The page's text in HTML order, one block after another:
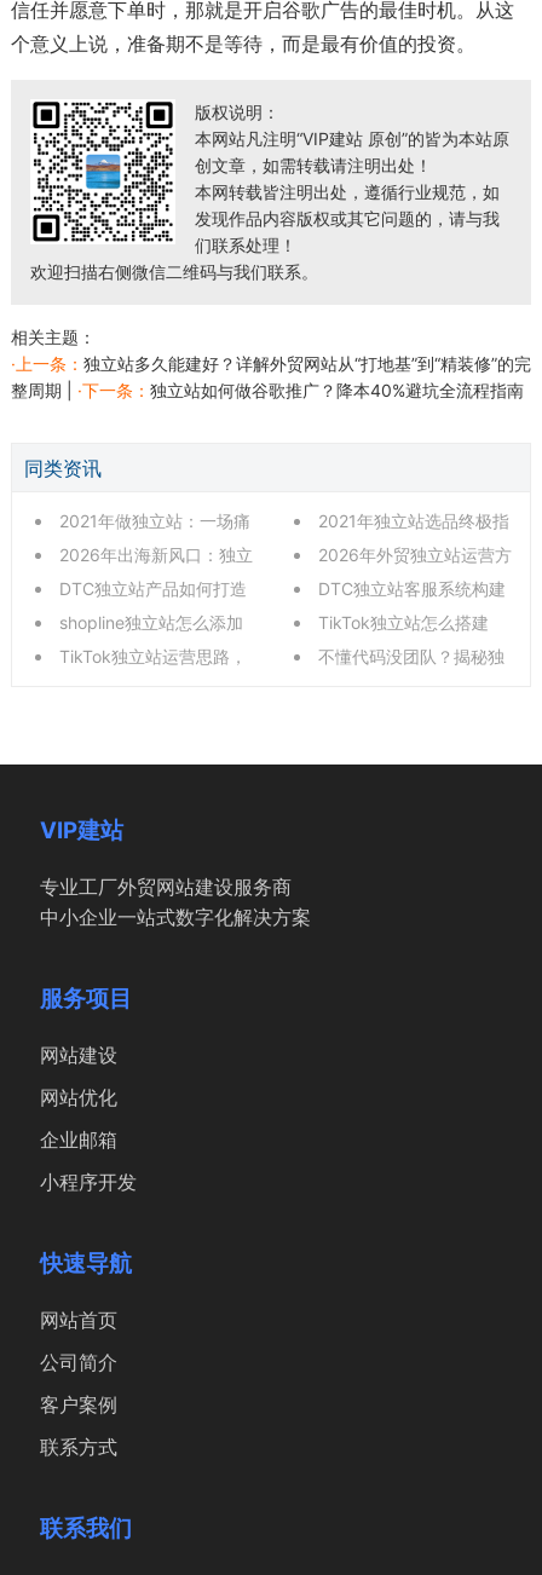
信任并愿意下单时，那就是开启谷歌广告的最佳时机。从这
个意义上说，准备期不是等待，而是最有价值的投资。
版权说明：
本网站凡注明“VIP建站 原创”的皆为本站原
创文章，如需转载请注明出处！
本网转载皆注明出处，遵循行业规范，如
发现作品内容版权或其它问题的，请与我
们联系处理！
欢迎扫描右侧微信二维码与我们联系。
相关主题：
·上一条： 独立站多久能建好？详解外贸网站从“打地基”到“精装修”的完
整周期
·下一条： 独立站如何做谷歌推广？降本40%避坑全流程指南
同类资讯
2021年做独立站：一场痛
并快乐的跨境掘金冒险
2021年独立站选品终极指
南，避开这些误区，让你销
量翻倍，2021年独立
2026年出海新风口：独立
站电商如何从0到1搭建与增
长？
2026年外贸独立站运营方
案：系统性构建品牌出海增
长引擎
DTC独立站产品如何打造
爆款？从选品到运营的完整
实战指南
DTC独立站客服系统构建
全攻略，从渠道搭建到效率
提升，深度解析客服中台的
shopline独立站怎么添加
视频？新手零基础详细图文
TikTok独立站怎么搭建
的：实战指南助力外贸企业
TikTok独立站运营思路，
不懂代码没团队？揭秘独
VIP建站
专业工厂外贸网站建设服务商
中小企业一站式数字化解决方案
服务项目
网站建设
网站优化
企业邮箱
小程序开发
快速导航
网站首页
公司简介
客户案例
联系方式
联系我们